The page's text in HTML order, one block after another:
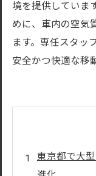
境を提供していま
めに、車内の空気
ます。専任スタッ
安全かつ快適な移
東京都で大